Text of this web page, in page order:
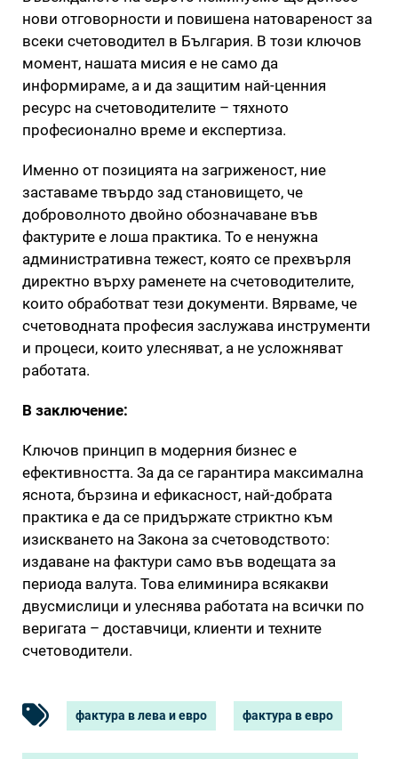
нови отговорности и повишена натовареност за
всеки счетоводител в България. В този ключов
момент, нашата мисия е не само да
информираме, а и да защитим най-ценния
ресурс на счетоводителите – тяхното
професионално време и експертиза.
Именно от позицията на загриженост, ние
заставаме твърдо зад становището, че
доброволното двойно обозначаване във
фактурите е лоша практика. То е ненужна
административна тежест, която се прехвърля
директно върху раменете на счетоводителите,
които обработват тези документи. Вярваме, че
счетоводната професия заслужава инструменти
и процеси, които улесняват, а не усложняват
работата.
В заключение:
Ключов принцип в модерния бизнес е
ефективността. За да се гарантира максимална
яснота, бързина и ефикасност, най-добрата
практика е да се придържате стриктно към
изискването на Закона за счетоводството:
издаване на фактури само във водещата за
периода валута. Това елиминира всякакви
двусмислици и улеснява работата на всички по
веригата – доставчици, клиенти и техните
счетоводители.
фактура в лева и евро фактура в евро